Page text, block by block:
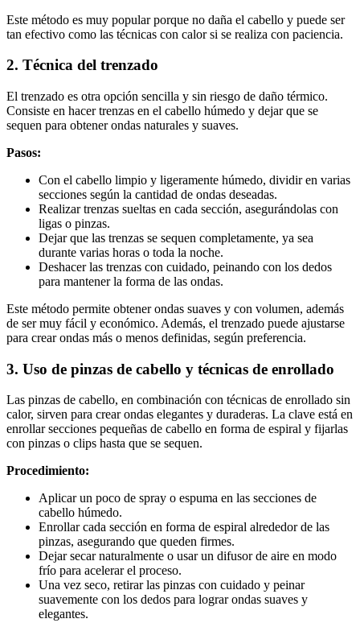
Este método es muy popular porque no daña el cabello y puede ser
tan efectivo como las técnicas con calor si se realiza con paciencia.
2. Técnica del trenzado
El trenzado es otra opción sencilla y sin riesgo de daño térmico.
Consiste en hacer trenzas en el cabello húmedo y dejar que se
sequen para obtener ondas naturales y suaves.
Pasos:
Con el cabello limpio y ligeramente húmedo, dividir en varias
secciones según la cantidad de ondas deseadas.
Realizar trenzas sueltas en cada sección, asegurándolas con
ligas o pinzas.
Dejar que las trenzas se sequen completamente, ya sea
durante varias horas o toda la noche.
Deshacer las trenzas con cuidado, peinando con los dedos
para mantener la forma de las ondas.
Este método permite obtener ondas suaves y con volumen, además
de ser muy fácil y económico. Además, el trenzado puede ajustarse
para crear ondas más o menos definidas, según preferencia.
3. Uso de pinzas de cabello y técnicas de enrollado
Las pinzas de cabello, en combinación con técnicas de enrollado sin
calor, sirven para crear ondas elegantes y duraderas. La clave está en
enrollar secciones pequeñas de cabello en forma de espiral y fijarlas
con pinzas o clips hasta que se sequen.
Procedimiento:
Aplicar un poco de spray o espuma en las secciones de
cabello húmedo.
Enrollar cada sección en forma de espiral alrededor de las
pinzas, asegurando que queden firmes.
Dejar secar naturalmente o usar un difusor de aire en modo
frío para acelerar el proceso.
Una vez seco, retirar las pinzas con cuidado y peinar
suavemente con los dedos para lograr ondas suaves y
elegantes.